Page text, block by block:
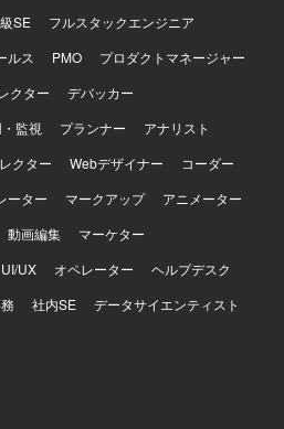
フラの両面で専門性を高めるこ
AWS
、GitHub Actionsなど
級SE
フルスタックエンジニア
ルス PMO
プロダクトマネージャー
クター
デバッカー
監視 プランナー
アナリスト
クター Webデザイナー
コーダー
ーター マークアップ
アニメーター
動画編集
マーケター
UI/UX オペレーター
ヘルプデスク
社内SE
データサイエンティスト